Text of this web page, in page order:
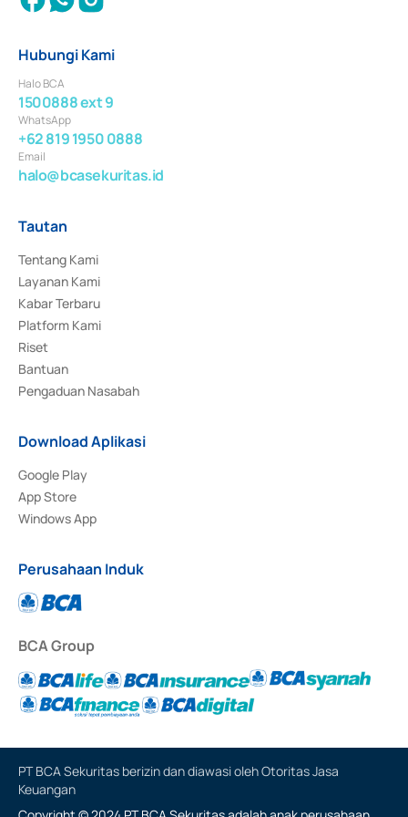
Hubungi Kami
Halo BCA
1500888 ext 9
WhatsApp
+62 819 1950 0888
Email
halo@bcasekuritas.id
Tautan
Tentang Kami
Layanan Kami
Kabar Terbaru
Platform Kami
Riset
Bantuan
Pengaduan Nasabah
Download Aplikasi
Google Play
App Store
Windows App
Perusahaan Induk
BCA Group
PT BCA Sekuritas berizin dan diawasi oleh Otoritas Jasa
Keuangan